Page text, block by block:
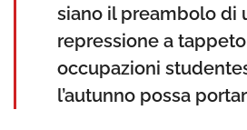
siano il preambolo di
repressione a
occupazioni
l’autunno possa